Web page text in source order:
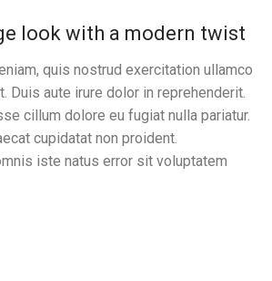
look with a modern twist
quis nostrud exercitation ullamco
Duis aute irure dolor in reprehenderit.
cillum dolore eu fugiat nulla pariatur.
cupidatat non proident.
iste natus error sit voluptatem